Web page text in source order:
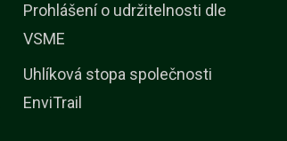
Prohlášení o udržitelnosti dle
VSME
Uhlíková stopa společnosti
EnviTrail